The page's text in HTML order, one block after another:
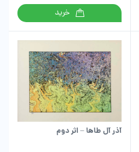
خرید
آذر آل طاها – اثر دوم